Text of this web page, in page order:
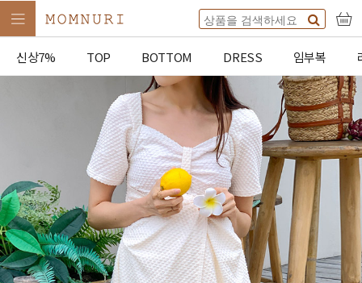
신상7% TOP BOTTOM DRESS 임부복